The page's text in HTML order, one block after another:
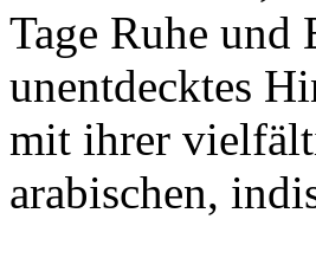
Tage Ruhe und
unentdecktes
mit ihrer
arabischen,